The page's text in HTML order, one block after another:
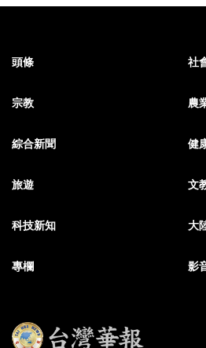
頭條 社
宗教 農
綜合新聞 健
旅遊 文
科技新知 大
專欄 影